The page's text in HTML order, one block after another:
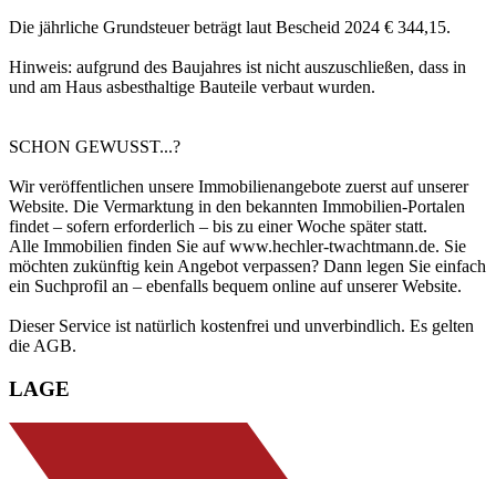
Die jährliche Grundsteuer beträgt laut Bescheid 2024 € 344,15.
Hinweis: aufgrund des Baujahres ist nicht auszuschließen, dass in
und am Haus asbesthaltige Bauteile verbaut wurden.
SCHON GEWUSST...?
Wir veröffentlichen unsere Immobilienangebote zuerst auf unserer
Website. Die Vermarktung in den bekannten Immobilien-Portalen
findet – sofern erforderlich – bis zu einer Woche später statt.
Alle Immobilien finden Sie auf www.hechler-twachtmann.de. Sie
möchten zukünftig kein Angebot verpassen? Dann legen Sie einfach
ein Suchprofil an – ebenfalls bequem online auf unserer Website.
Dieser Service ist natürlich kostenfrei und unverbindlich. Es gelten
die AGB.
LAGE